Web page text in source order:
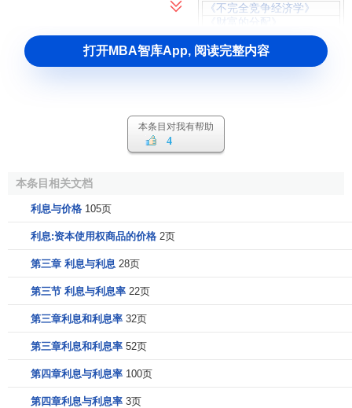
《不完全竞争经济学》
《财富的分配》
《纯粹政治经济学纲要》
《福利经济学》
《丰裕社会》
《就业、利息和货币通论》
《经济学原理》 (马歇尔)
《利息与价格》的主要思想
魏克塞尔 认为，价格变动分为
打开MBA智库App, 阅读完整内容
本条目对我有帮助
4
本条目相关文档
利息与价格 105页
利息:资本使用权商品的价格 2页
第三章 利息与利息 28页
第三节 利息与利息率 22页
第三章利息和利息率 32页
第三章利息和利息率 52页
第四章利息与利息率 100页
第四章利息与利息率 3页